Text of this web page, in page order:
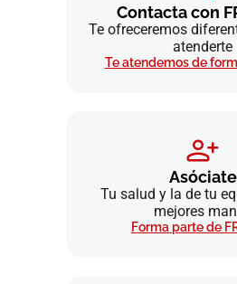
Contacta con
Te ofreceremos
atenderte
Te atendemos de
Asóciate
Tu salud y la de tu
mejores
Forma parte de